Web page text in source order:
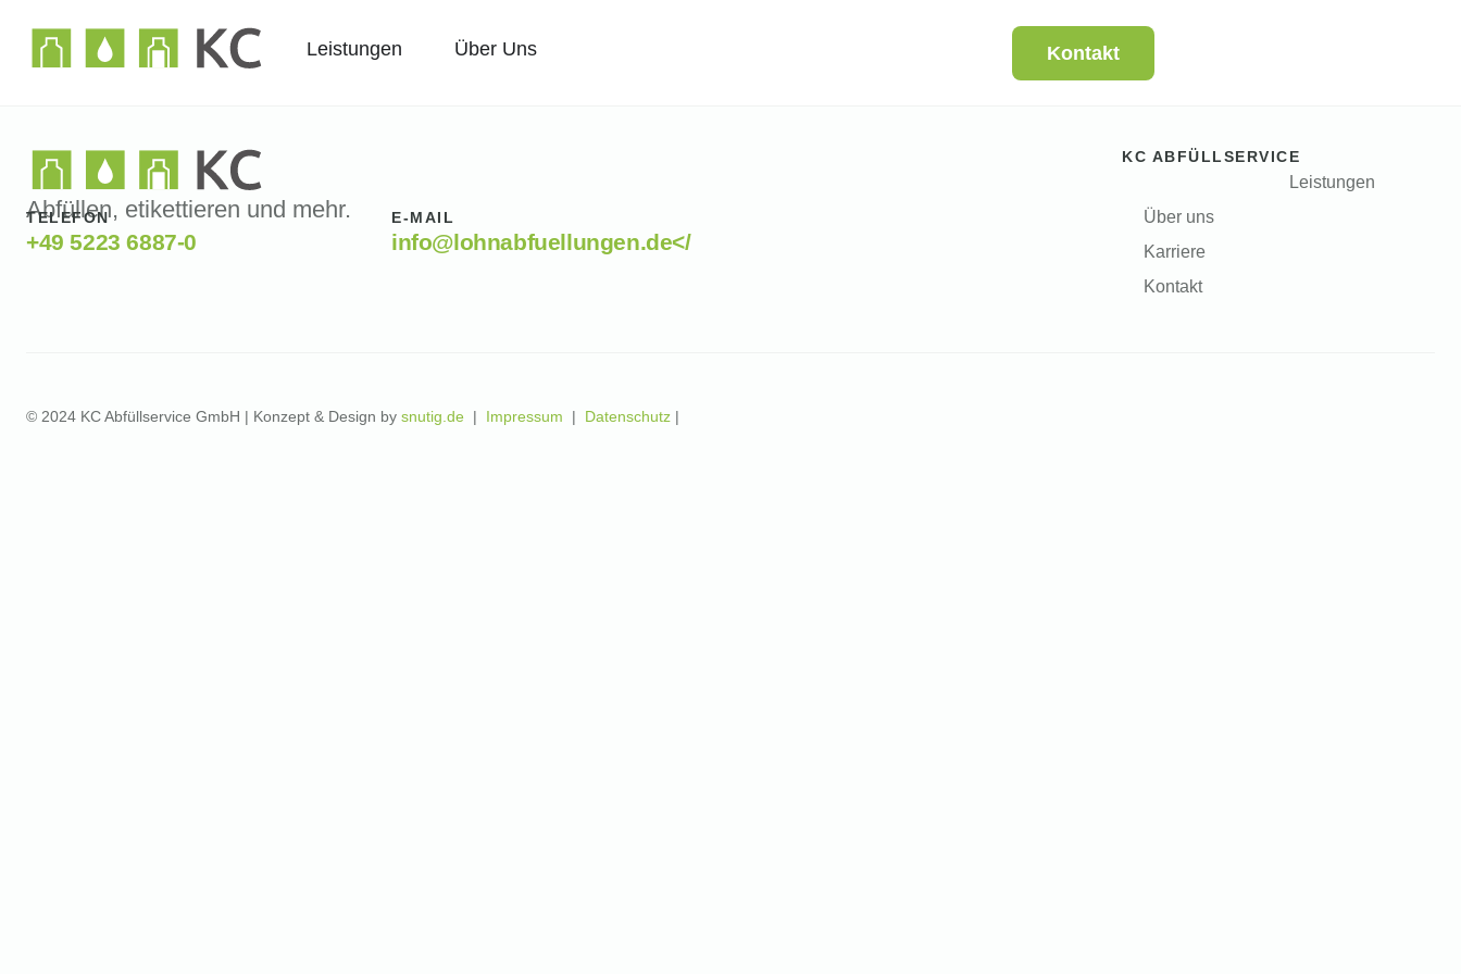
Leistungen Über Uns Kontakt
Abfüllen, etikettieren und mehr.
TELEFON
+49 5223 6887-0
E-MAIL
info@lohnabfuellungen.de</
KC ABFÜLLSERVICE
Leistungen
Über uns
Karriere
Kontakt
© 2024 KC Abfüllservice GmbH | Konzept & Design by snutig.de | Impressum | Datenschutz |